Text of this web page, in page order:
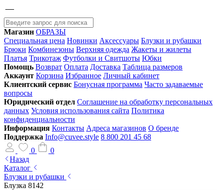
Магазин ОБРАЗЫ
Специальная цена Новинки Аксессуары Блузки и рубашки
Брюки Комбинезоны Верхняя одежда Жакеты и жилеты
Платья Трикотаж Футболки и Свитшоты Юбки
Помощь Возврат Оплата Доставка Таблица размеров
Аккаунт Корзина Избранное Личный кабинет
Клиентский сервис Бонусная программа Часто задаваемые
вопросы
Юридический отдел Соглашение на обработку персональных
данных Условия использования сайта Политика
конфиденциальности
Информация Контакты Адреса магазинов О бренде
Поддержка Info@cuvee.style 8 800 201 45 68
0
0
Назад
Каталог
Блузки и рубашки
Блузка 8142